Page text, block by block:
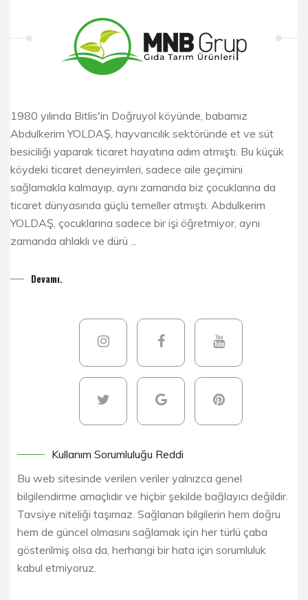
1980 yılında Bitlis'in Doğruyol köyünde, babamız
Abdulkerim YOLDAŞ, hayvancılık sektöründe et ve süt
besiciliği yaparak ticaret hayatına adım atmıştı. Bu küçük
köydeki ticaret deneyimleri, sadece aile geçimini
sağlamakla kalmayıp, aynı zamanda biz çocuklarına da
ticaret dünyasında güçlü temeller atmıştı. Abdulkerim
YOLDAŞ, çocuklarına sadece bir işi öğretmiyor, aynı
zamanda ahlaklı ve dürü ...
Devamı.
Kullanım Sorumluluğu Reddi
Bu web sitesinde verilen veriler yalnızca genel
bilgilendirme amaçlıdır ve hiçbir şekilde bağlayıcı değildir.
Tavsiye niteliği taşımaz. Sağlanan bilgilerin hem doğru
hem de güncel olmasını sağlamak için her türlü çaba
gösterilmiş olsa da, herhangi bir hata için sorumluluk
kabul etmiyoruz.